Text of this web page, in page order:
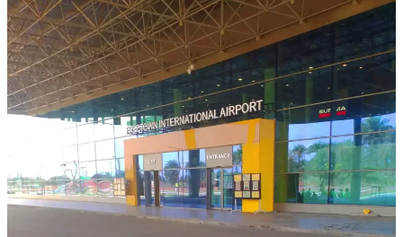
StellaPlanner
Pianificatore di installazione online